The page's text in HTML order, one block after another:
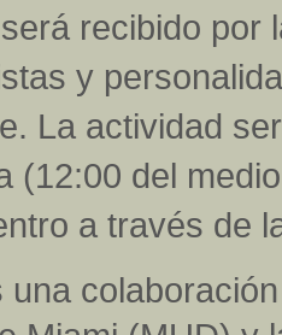
recibido por
y
La actividad
(12:00 del
a través de
una